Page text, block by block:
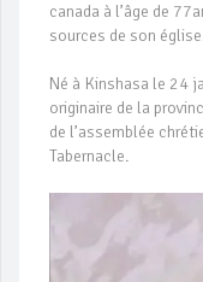
canada à l’âge de
sources de son
Né à Kinshasa le 24
originaire de la
de l’assemblée
Tabernacle.